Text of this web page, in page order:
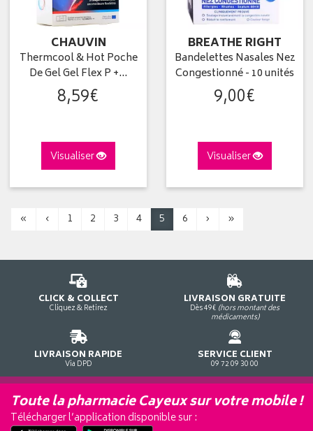
CHAUVIN
Thermcool & Hot Poche
De Gel Gel Flex P +…
8,59€
Visualiser
BREATHE RIGHT
Bandelettes Nasales Nez
Congestionné - 10 unités
9,00€
Visualiser
« ‹ 1 2 3 4 5 6 › »
CLICK & COLLECT
Cliquez & Retirez
LIVRAISON GRATUITE
Dès 49€ (hors montant des
médicaments)
LIVRAISON RAPIDE
Via DPD
SERVICE CLIENT
09 72 09 30 00
Toute la pharmacie Cayeux sur votre mobile !
Télécharger l’application disponible sur :